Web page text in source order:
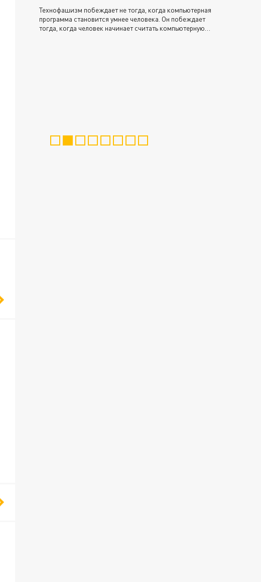
Технофашизм побеждает не тогда, когда компьютерная
программа становится умнее человека. Он побеждает
тогда, когда человек начинает считать компьютерную